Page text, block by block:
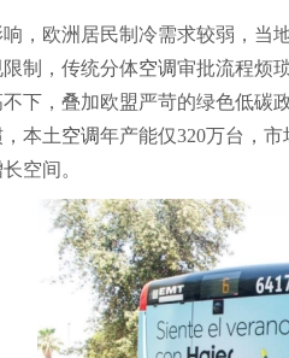
，欧洲居民制冷需求较弱，当
制，传统分体空调审批流程烦
下，叠加欧盟严苛的绿色低碳
本土空调年产能仅320万台，
空间。